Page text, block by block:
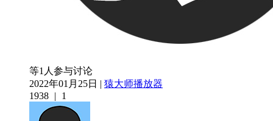
等1人参与讨论
2022年01月25日 | 猿大师播放器
1938 | 1